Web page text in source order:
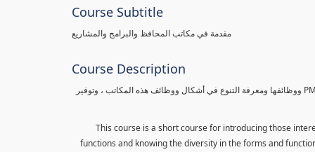
Course Subtitle
مقدمة في مكاتب المحافظ والبرامج والمشاريع
Course Description
هذا الكورس هو كورس قصير لتعريف المهتمين بإدارة المشاريع بمكاتب المحافظ والبرامج والمشاريع PMO ووظائفها ومعرفة التنوع في أشكال ووظائف هذه المكاتب ، وتوفير
This course is a short course for introducing those
functions and knowing the diversity in the forms and